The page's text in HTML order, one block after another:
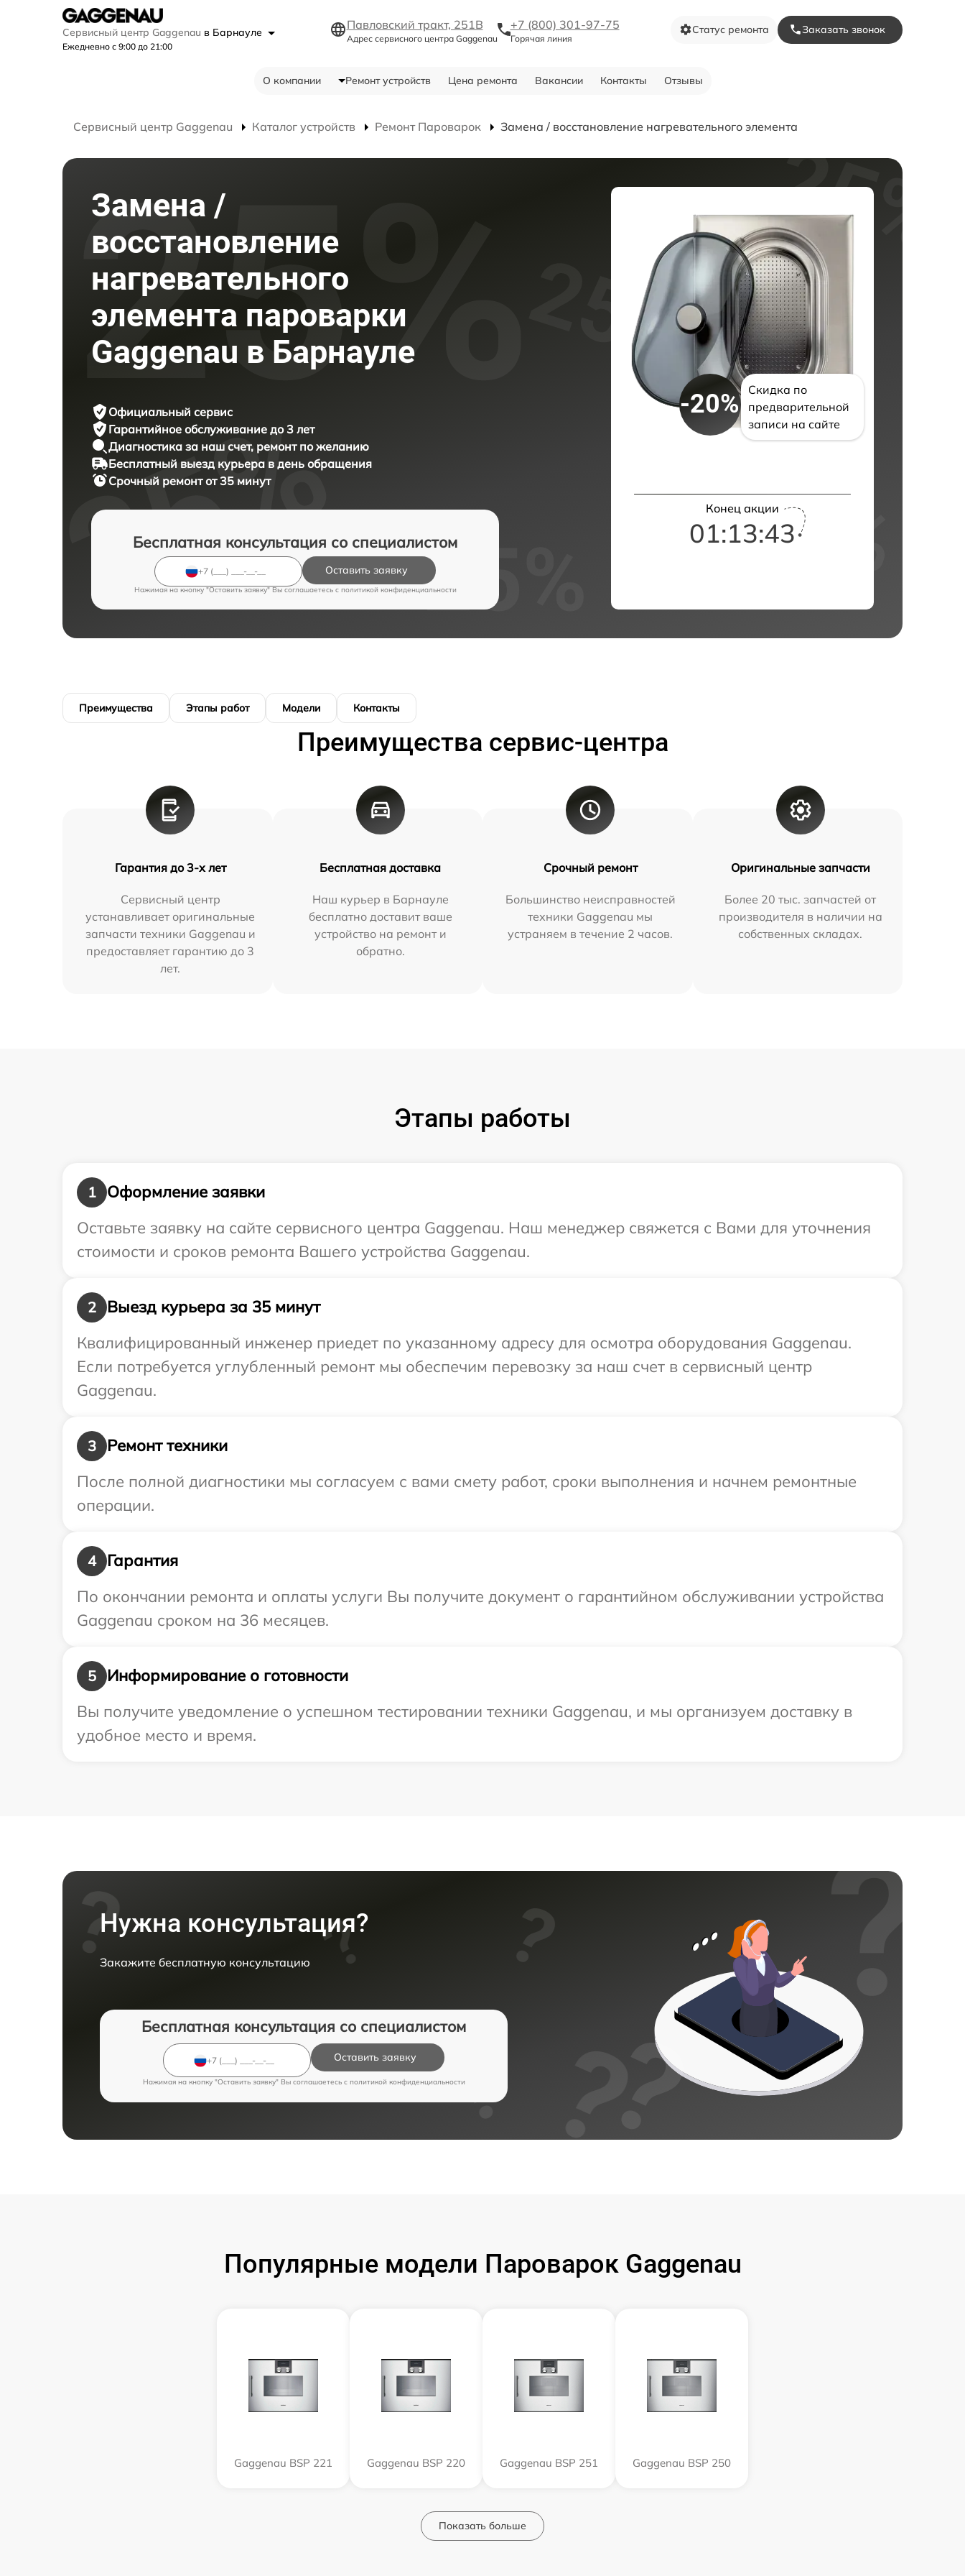
Сервисный центр Gaggenau в Барнауле
Ежедневно с 9:00 до 21:00
Павловский тракт, 251В
Адрес сервисного центра Gaggenau
+7 (800) 301-97-75
Горячая линия
Статус ремонта Заказать звонок
О компании Ремонт устройств Цена ремонта Вакансии Контакты Отзывы
Сервисный центр Gaggenau Каталог устройств Ремонт Пароварок Замена / восстановление нагревательного элемента
Замена /
восстановление
нагревательного
элемента пароварки
Gaggenau в Барнауле
Официальный сервис
Гарантийное обслуживание до 3 лет
Диагностика за наш счет, ремонт по желанию
Бесплатный выезд курьера в день обращения
Срочный ремонтот 35 минут
Бесплатная консультация со специалистом
Оставить заявку
Нажимая на кнопку "Оставить заявку" Вы соглашаетесь c политикой конфиденциальности
-20%
Скидка по
предварительной
записи на сайте
Конец акции
01:13:42
Преимущества Этапы работ Модели Контакты
Преимущества сервис-центра
Гарантия до 3-х лет
Сервисный центр
устанавливает оригинальные
запчасти техники Gaggenau и
предоставляет гарантию до 3
лет.
Бесплатная доставка
Наш курьер в Барнауле
бесплатно доставит ваше
устройство на ремонт и
обратно.
Срочный ремонт
Большинство неисправностей
техники Gaggenau мы
устраняем в течение 2 часов.
Оригинальные запчасти
Более 20 тыс. запчастей от
производителя в наличии на
собственных складах.
Этапы работы
1
Оформление заявки
Оставьте заявку на сайте сервисного центра Gaggenau. Наш менеджер свяжется с Вами для уточнения
стоимости и сроков ремонта Вашего устройства Gaggenau.
2
Выезд курьера за 35 минут
Квалифицированный инженер приедет по указанному адресу для осмотра оборудования Gaggenau.
Если потребуется углубленный ремонт мы обеспечим перевозку за наш счет в сервисный центр
Gaggenau.
3
Ремонт техники
После полной диагностики мы согласуем с вами смету работ, сроки выполнения и начнем ремонтные
операции.
4
Гарантия
По окончании ремонта и оплаты услуги Вы получите документ о гарантийном обслуживании устройства
Gaggenau сроком на 36 месяцев.
5
Информирование о готовности
Вы получите уведомление о успешном тестировании техники Gaggenau, и мы организуем доставку в
удобное место и время.
Нужна консультация?
Закажите бесплатную консультацию
Бесплатная консультация со специалистом
Оставить заявку
Нажимая на кнопку "Оставить заявку" Вы соглашаетесь c политикой конфиденциальности
Популярные модели Пароварок Gaggenau
Gaggenau BSP 221 Gaggenau BSP 220 Gaggenau BSP 251 Gaggenau BSP 250
Показать больше